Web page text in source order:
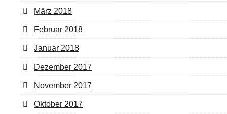
März 2018
Februar 2018
Januar 2018
Dezember 2017
November 2017
Oktober 2017